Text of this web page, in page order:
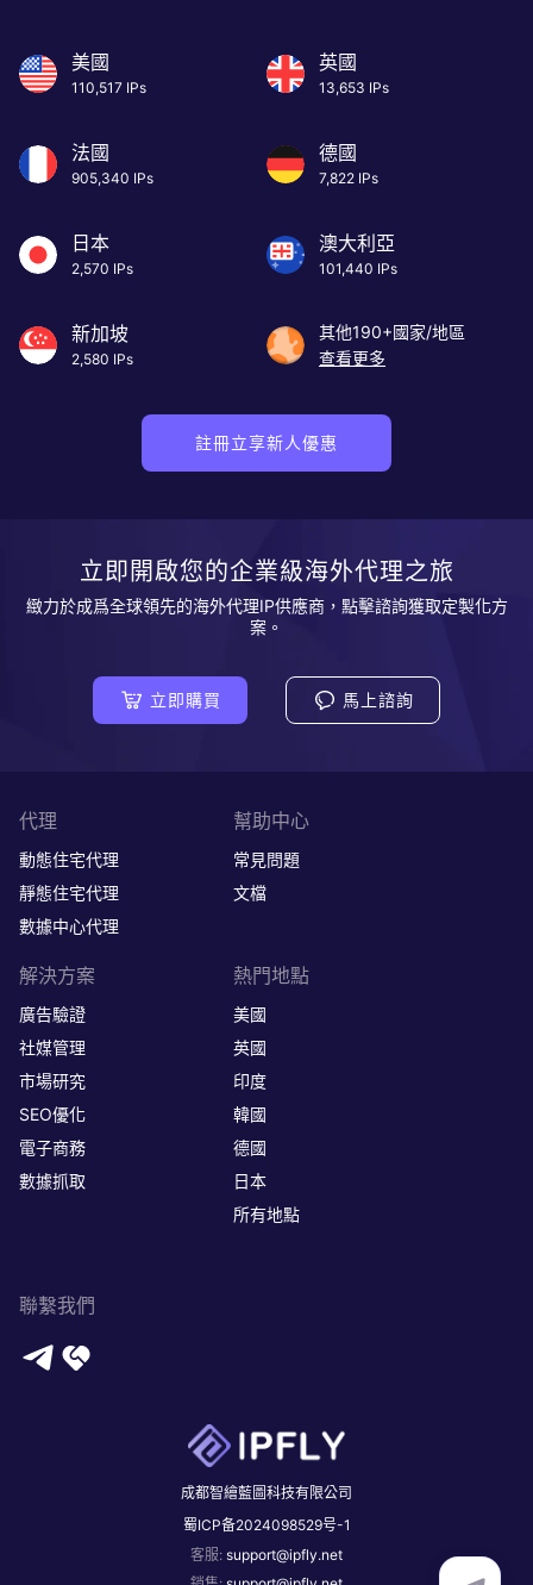
美國
110,517 IPs
英國
13,653 IPs
法國
905,340 IPs
德國
7,822 IPs
日本
2,570 IPs
澳大利亞
101,440 IPs
新加坡
2,580 IPs
其他190+國家/地區
查看更多
註冊立享新人優惠
立即開啟您的企業級海外代理之旅
緻力於成爲全球領先的海外代理IP供應商，點擊諮詢獲取定製化方
案。
立即購買 馬上諮詢
聯繫我們
成都智繪藍圖科技有限公司
蜀ICP备2024098529号-1
客服: support@ipfly.net
代理
動態住宅代理
靜態住宅代理
數據中心代理
幫助中心
常見問題
文檔
解決方案
廣告驗證
社媒管理
市場研究
SEO優化
電子商務
數據抓取
熱門地點
美國
英國
印度
韓國
德國
日本
所有地點